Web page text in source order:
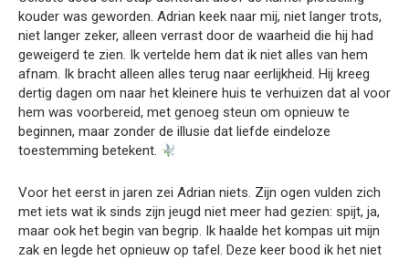
kouder was geworden. Adrian keek naar mij, niet langer trots,
niet langer zeker, alleen verrast door de waarheid die hij had
geweigerd te zien. Ik vertelde hem dat ik niet alles van hem
afnam. Ik bracht alleen alles terug naar eerlijkheid. Hij kreeg
dertig dagen om naar het kleinere huis te verhuizen dat al voor
hem was voorbereid, met genoeg steun om opnieuw te
beginnen, maar zonder de illusie dat liefde eindeloze
toestemming betekent.
Voor het eerst in jaren zei Adrian niets. Zijn ogen vulden zich
met iets wat ik sinds zijn jeugd niet meer had gezien: spijt, ja,
maar ook het begin van begrip. Ik haalde het kompas uit mijn
zak en legde het opnieuw op tafel. Deze keer bood ik het niet